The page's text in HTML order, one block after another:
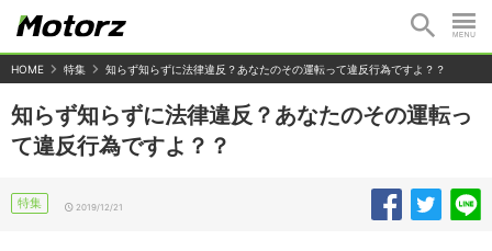
HOME 特集 知らず知らずに法律違反？あなたのその運転って違反行為ですよ？？
知らず知らずに法律違反？あなたのその運転っ
て違反行為ですよ？？
特集 2019/12/21